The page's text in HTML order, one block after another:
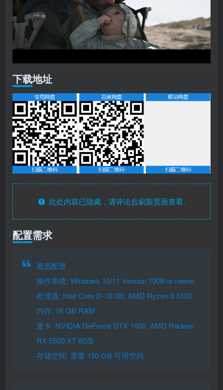
下载地址
此处内容已隐藏，请评论后刷新页面查看.
配置需求
最低配置
操作系统: Windows 10/11 Version 1909 or newer
处理器: Intel Core i3-10100, AMD Ryzen 3 3100
内存: 16 GB RAM
显卡: NVIDIA GeForce GTX 1660, AMD Radeon
RX 5500 XT 8GB
存储空间: 需要 150 GB 可用空间